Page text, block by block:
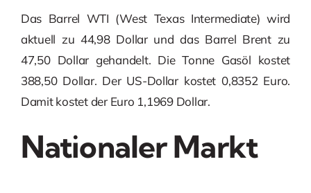
Das Barrel WTI (West Texas Intermediate) wird
aktuell zu 44,98 Dollar und das Barrel Brent zu
47,50 Dollar gehandelt. Die Tonne Gasöl kostet
388,50 Dollar. Der US-Dollar kostet 0,8352 Euro.
Damit kostet der Euro 1,1969 Dollar.
Nationaler Markt